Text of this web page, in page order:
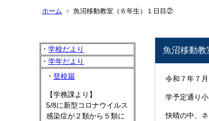
ホーム 魚沼移動教室（６年生）１日目②
・ 学校だより
・ 学年だより
・ 登校届
【学務課より】
5/8に新型コロナウイルス
感染症が２類から５類に
魚沼移動
令和７年７
学予定通り
快晴の中、